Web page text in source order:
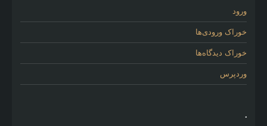
ورود
خوراک ورودی‌ها
خوراک دیدگاه‌ها
وردپرس
.